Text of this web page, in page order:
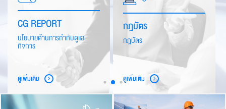
กฎบัตร
กฎบัตร
ดูเพิ่มเติม
WHISTLE BLOWING
แจ้งเบาะแสการทุจริต
ดูเพิ่มเติม